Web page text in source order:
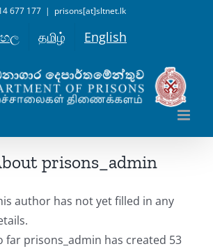
677 177 | prisons[at]sltnet.lk
தமிழ் English
prisons_admin
author has not yet filled in any
far prisons_admin has created 53